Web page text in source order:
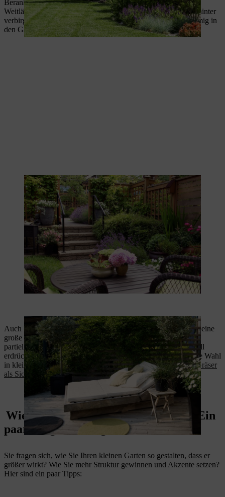
Berankte Mauern und Zäune als Raumteiler erzeugen
Weitläufigkeit, da sie nicht gleich erahnen lassen, was sich dahinter
verbirgt. Das gilt auch für halbhohe Stauden, die halbinselförmig in
den Garten reinwachsen.
Auch bei der Gestaltung kleiner Gärten spielt der Sichtschutzeine
große Rolle. Pflanzen Sie verschiedene Sträucher locker ein –
partiell, nicht ringsum – eine durchgängige Hecke wirkt schnell
erdrückend.
Gemischte Hecken
sind daher oftmals die bessere Wahl
in kleinen Gärten. Eine schöne Alternative bilden außerdemGräser
als Sichtschutz
Wie Sie einen Kleingarten gestalten: Ein
paar Vergröẞerungseffekte
Sie fragen sich, wie Sie Ihren kleinen Garten so gestalten, dass er
größer wirkt? Wie Sie mehr Struktur gewinnen und Akzente setzen?
Hier sind ein paar Tipps: